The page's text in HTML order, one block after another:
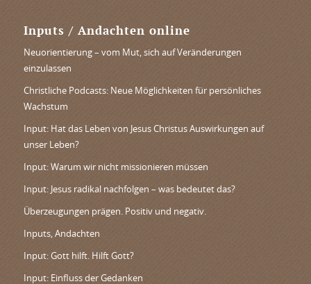
Inputs / Andachten online
Neuorientierung – vom Mut, sich auf Veränderungen
einzulassen
Christliche Podcasts: Neue Möglichkeiten für persönliches
Wachstum
Input: Hat das Leben von Jesus Christus Auswirkungen auf
unser Leben?
Input: Warum wir nicht missionieren müssen
Input: Jesus radikal nachfolgen – was bedeutet das?
Überzeugungen prägen. Positiv und negativ.
Inputs, Andachten
Input: Gott hilft. Hilft Gott?
Input: Einfluss der Gedanken